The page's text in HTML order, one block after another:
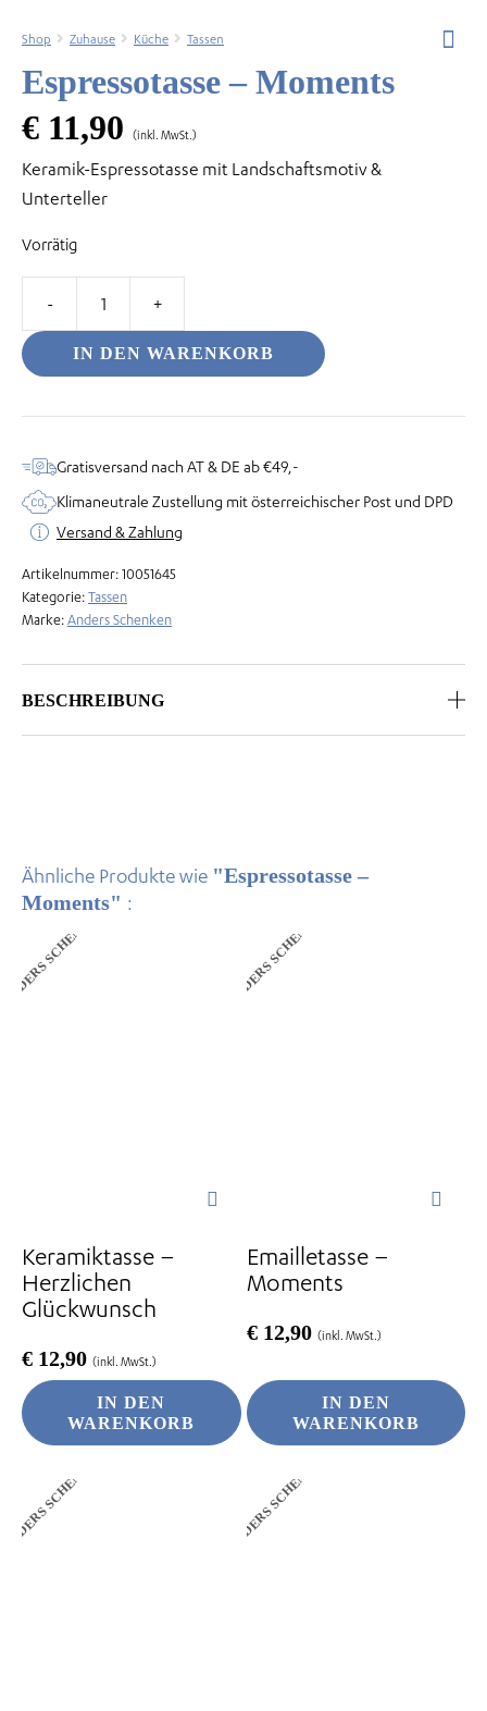
Shop Zuhause Küche Tassen
Espressotasse – Moments
€ 11,90 (inkl. MwSt.)
Keramik-Espressotasse mit Landschaftsmotiv &
Unterteller
Vorrätig
-
Moments
IN DEN WARENKORB
Gratisversand nach AT & DE ab €49,-
Klimaneutrale Zustellung mit österreichischer Post und DPD
Versand & Zahlung
Artikelnummer:10051645
Kategorie:Tassen
Marke:Anders Schenken
BESCHREIBUNG
Ähnliche Produkte wie "Espressotasse –
Moments" :
ANDERS SCHENKEN
Keramiktasse –
Herzlichen
Glückwunsch
€ 12,90 (inkl. MwSt.)
IN DEN
WARENKORB
ANDERS SCHENKEN
Emailletasse –
Moments
€12,90 (inkl. MwSt.)
IN DEN
WARENKORB
ANDERS SCHENKEN ANDERS SCHENKEN